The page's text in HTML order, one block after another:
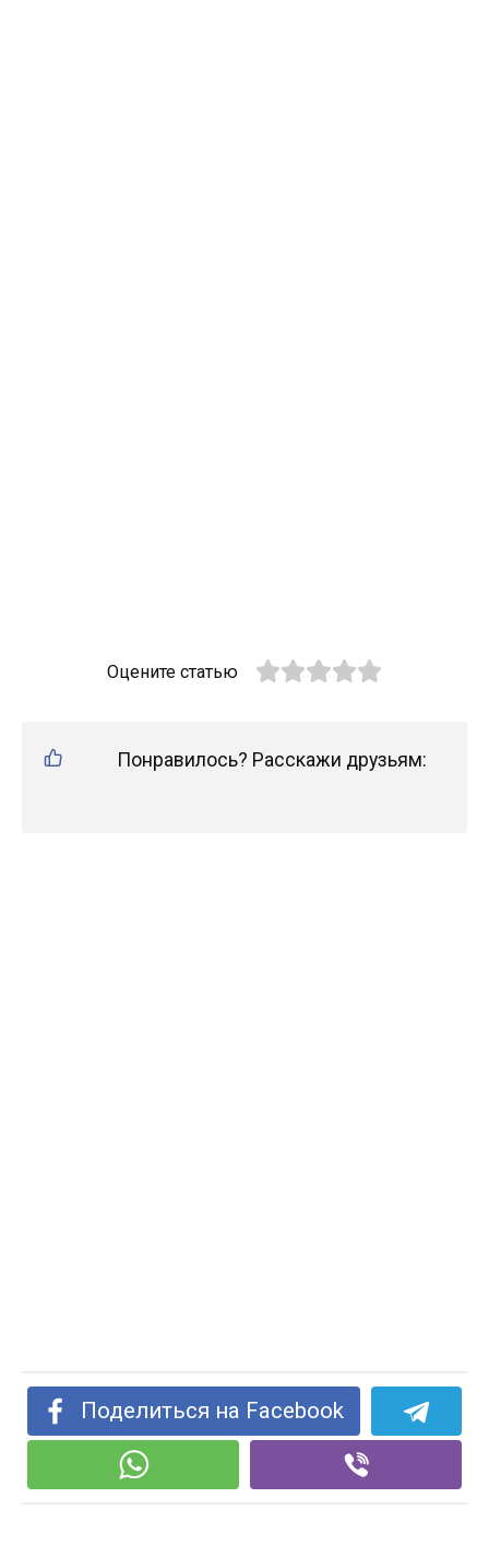
Оцените статью
Понравилось? Расскажи друзьям:
Поделиться на Facebook